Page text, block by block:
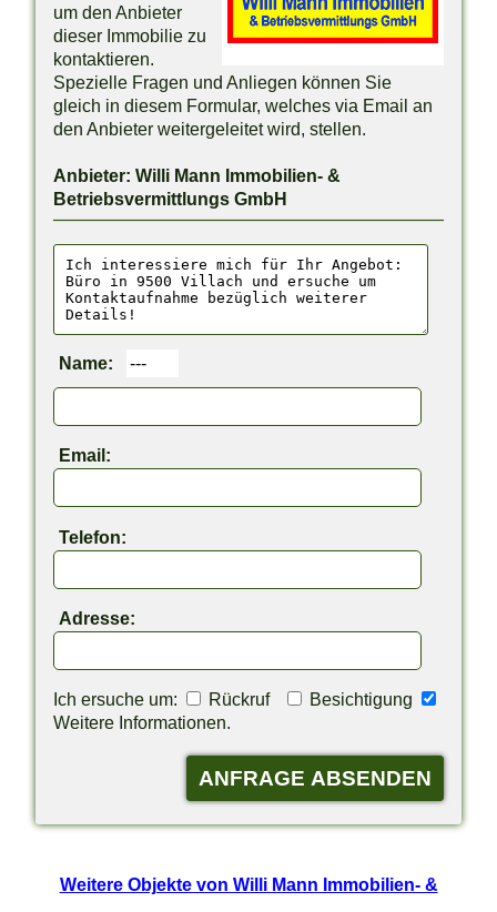
um den Anbieter
dieser Immobilie zu
kontaktieren.
Spezielle Fragen und Anliegen können Sie
gleich in diesem Formular, welches via Email an
den Anbieter weitergeleitet wird, stellen.
Anbieter: Willi Mann Immobilien- &
Betriebsvermittlungs GmbH
Name:
Email:
Telefon:
Adresse:
Ich ersuche um: Rückruf
Besichtigung
Weitere Informationen.
Weitere Objekte von Willi Mann Immobilien- &